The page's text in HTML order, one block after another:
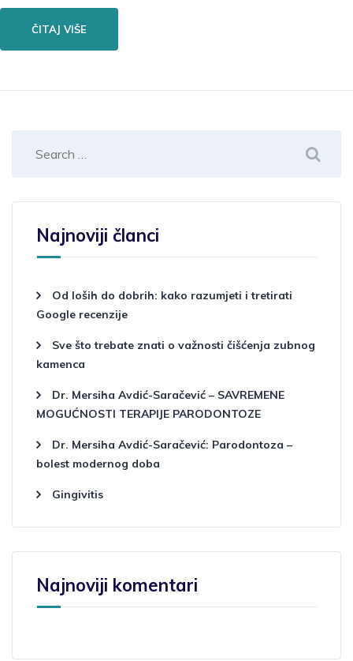
ČITAJ VIŠE
Najnoviji članci
Od loših do dobrih: kako razumjeti i tretirati
Google recenzije
Sve što trebate znati o važnosti čišćenja zubnog
kamenca
Dr. Mersiha Avdić-Saračević – SAVREMENE
MOGUĆNOSTI TERAPIJE PARODONTOZE
Dr. Mersiha Avdić-Saračević: Parodontoza –
bolest modernog doba
Gingivitis
Najnoviji komentari